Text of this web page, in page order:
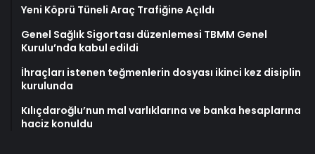
Yeni Köprü Tüneli Araç Trafiğine Açıldı
Genel Sağlık Sigortası düzenlemesi TBMM Genel
Kurulu’nda kabul edildi
İhraçları istenen teğmenlerin dosyası ikinci kez disiplin
kurulunda
Kılıçdaroğlu’nun mal varlıklarına ve banka hesaplarına
haciz konuldu